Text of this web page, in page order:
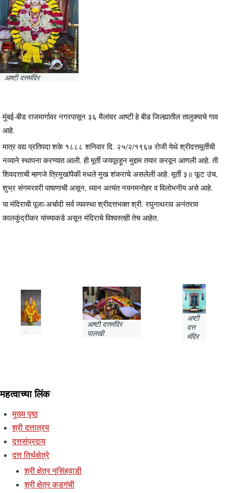
आष्टी दत्तमंदिर
मुंबई-बीड राजमार्गावर नगरपासून ३६ मैलांवर आष्टी हे बीड जिल्ह्यातील तालुक्याचे गाव
आहे.
मात्र वद्य प्रतिपदा शके १८८८ शनिवार दि. २५/२/१९६७ रोजी येथे श्रीदत्तमूर्तीची
नव्याने स्थापना करण्यात आली. ही मूर्ती जयपूरहून मुद्दाम तयार करवून आणली आहे. ती
शिवदत्ताची म्हणजे त्रिमुखांपैकी मधले मुख शंकराचे असलेली आहे. मूर्ती ३॥ फूट उंच,
शुभ्र संगमरवरी पाषाणाची असून, ध्यान अत्यंत नयनमनोहर व विलोभनीय असे आहे.
या मंदिराची पूजा-अर्चादी सर्व व्यवस्था श्रीदत्तभक्त श्री. रघुनाथराव अनंतराव
कालकुंद्रीकर यांच्याकडे असून मंदिराचे विश्वस्तही तेच आहेत.
.
आष्टी दत्तमंदिर
पालखी
अष्टी
दत्त
मंदिर
महत्वाच्या लिंक
मुख्य पृष्ठ
श्री दत्तात्रय
दत्तसंप्रदाय
दत्त तिर्थक्षेत्रे
श्री क्षेत्र नृसिंहवाडी
श्री क्षेत्र कडगंची